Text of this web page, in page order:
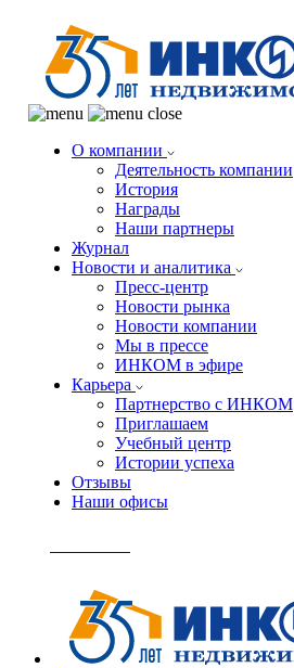
О компании
Деятельность компании
История
Награды
Наши партнеры
Журнал
Новости и аналитика
Пресс-центр
Новости рынка
Новости компании
Мы в прессе
ИНКОМ в эфире
Карьера
Партнерство с ИНКОМ
Приглашаем
Учебный центр
Истории успеха
Отзывы
Наши офисы